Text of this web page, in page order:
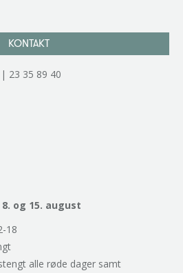
KONTAKT
23 35 89 40
og 15. august
18
alle røde dager samt